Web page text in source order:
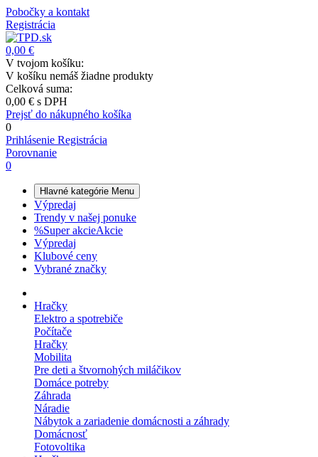
Pobočky a kontakt
Registrácia
0,00 €
V tvojom košíku:
V košíku nemáš žiadne produkty
Celková suma:
0,00 € s DPH
Prejsť do nákupného košíka
0
Prihlásenie Registrácia
Porovnanie
0
Hlavné kategórie Menu
Výpredaj
Trendy v našej ponuke
%Super akcieAkcie
Výpredaj
Klubové ceny
Vybrané značky
Hračky
Elektro a spotrebiče
Počítače
Hračky
Mobilita
Pre deti a štvornohých miláčikov
Domáce potreby
Záhrada
Náradie
Nábytok a zariadenie domácnosti a záhrady
Domácnosť
Fotovoltika